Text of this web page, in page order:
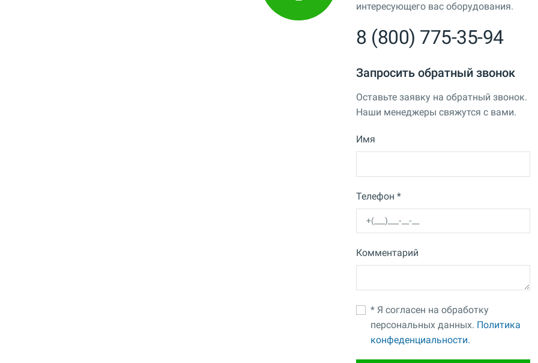
интересующего вас оборудования.
8 (800) 775-35-94
Запросить обратный звонок
Оставьте заявку на обратный звонок.
Наши менеджеры свяжутся с вами.
Имя
Телефон *
Комментарий
* Я согласен на обработку
персональных данных. Политика
конфеденциальности.